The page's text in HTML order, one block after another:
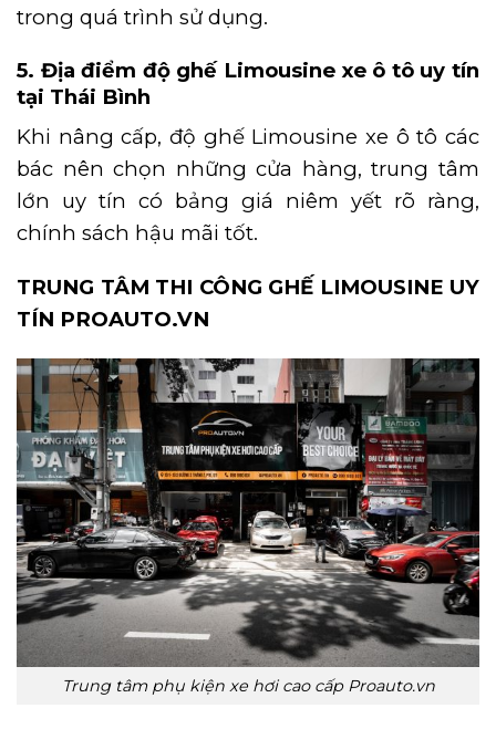
trong quá trình sử dụng.
5. Địa điểm độ ghế Limousine xe ô tô uy tín
tại Thái Bình
Khi nâng cấp, độ ghế Limousine xe ô tô các
bác nên chọn những cửa hàng, trung tâm
lớn uy tín có bảng giá niêm yết rõ ràng,
chính sách hậu mãi tốt.
TRUNG TÂM THI CÔNG GHẾ LIMOUSINE UY
TÍN PROAUTO.VN
Trung tâm phụ kiện xe hơi cao cấp Proauto.vn